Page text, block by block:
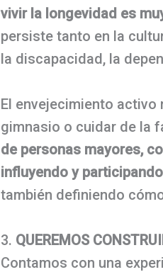
vivir la longevidad es
persiste tanto en la
la discapacidad, la
El envejecimiento
gimnasio o cuidar de la
de personas mayores,
influyendo y participando
también definiendo
3. QUEREMOS
Contamos con una